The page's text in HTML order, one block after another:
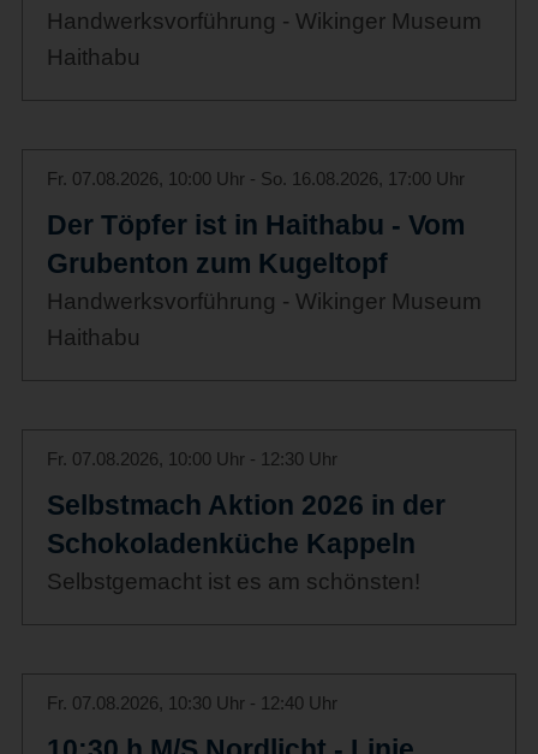
Handwerksvorführung - Wikinger Museum
Haithabu
Fr. 07.08.2026, 10:00 Uhr - So. 16.08.2026, 17:00 Uhr
Der Töpfer ist in Haithabu - Vom
Grubenton zum Kugeltopf
Handwerksvorführung - Wikinger Museum
Haithabu
Fr. 07.08.2026, 10:00 Uhr - 12:30 Uhr
Selbstmach Aktion 2026 in der
Schokoladenküche Kappeln
Selbstgemacht ist es am schönsten!
Fr. 07.08.2026, 10:30 Uhr - 12:40 Uhr